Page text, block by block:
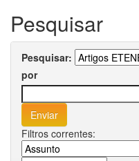
Pesquisar
Pesquisar:
por
Filtros correntes: